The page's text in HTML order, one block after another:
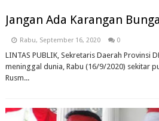
Jangan Ada Karangan
Rabu, September 16, 2020 0
LINTAS PUBLIK, Sekretaris Daerah Provinsi
meninggal dunia, Rabu (16/9/2020) sekitar
Rusm...